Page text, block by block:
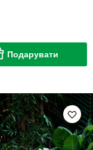
Подарувати